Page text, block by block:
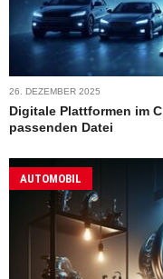
26. DEZEMBER 2025
Digitale Plattformen im
passenden Datei
AUTOMOBIL